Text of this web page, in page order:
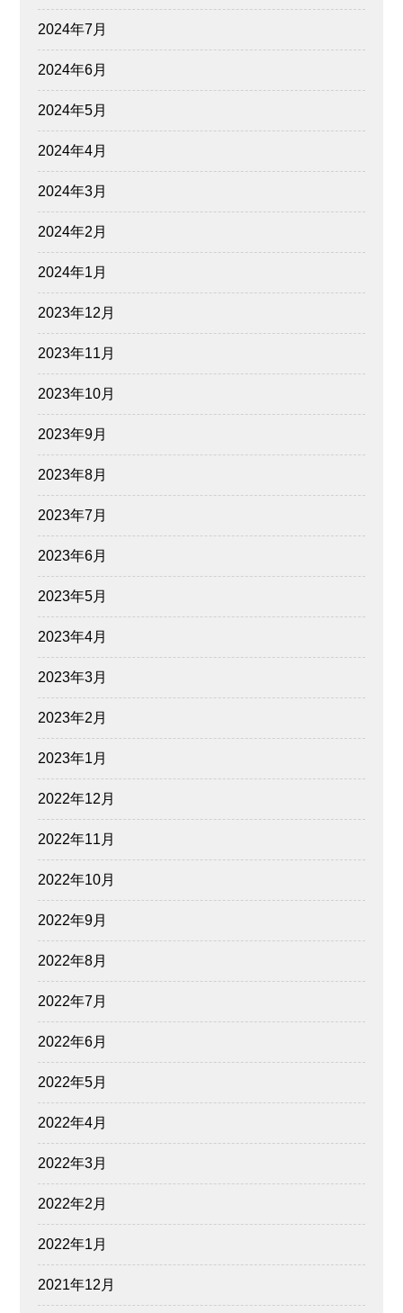
2024年7月
2024年6月
2024年5月
2024年4月
2024年3月
2024年2月
2024年1月
2023年12月
2023年11月
2023年10月
2023年9月
2023年8月
2023年7月
2023年6月
2023年5月
2023年4月
2023年3月
2023年2月
2023年1月
2022年12月
2022年11月
2022年10月
2022年9月
2022年8月
2022年7月
2022年6月
2022年5月
2022年4月
2022年3月
2022年2月
2022年1月
2021年12月